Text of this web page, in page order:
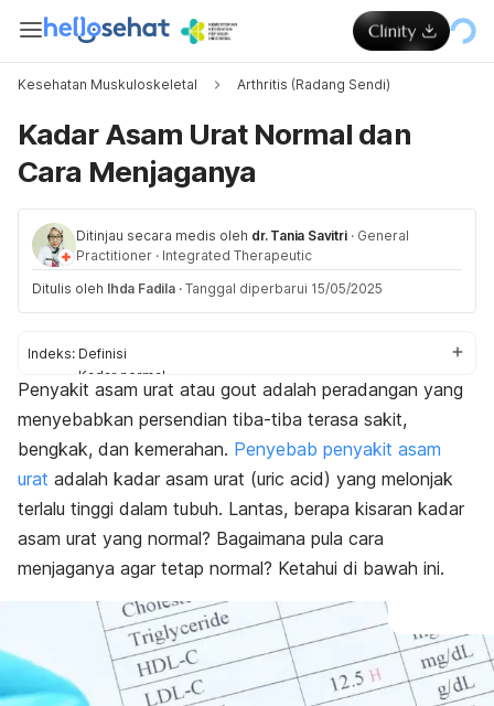
Kesehatan Muskuloskeletal Arthritis (Radang Sendi)
Kadar Asam Urat Normal dan
Cara Menjaganya
Ditinjau secara medis oleh dr. Tania Savitri · General
Practitioner · Integrated Therapeutic
Ditulis oleh Ihda Fadila · Tanggal diperbarui 15/05/2025
Indeks: Definisi
Kadar normal
Cara menjaga
Penyakit asam urat atau gout adalah peradangan yang
menyebabkan persendian tiba-tiba terasa sakit,
bengkak, dan kemerahan. Penyebab penyakit asam
urat adalah kadar asam urat (uric acid) yang melonjak
terlalu tinggi dalam tubuh. Lantas, berapa kisaran kadar
asam urat yang normal? Bagaimana pula cara
menjaganya agar tetap normal? Ketahui di bawah ini.